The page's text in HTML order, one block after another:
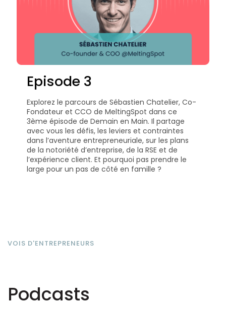
Episode 3
Explorez le parcours de Sébastien Chatelier, Co-
Fondateur et CCO de MeltingSpot dans ce
3ème épisode de Demain en Main. Il partage
avec vous les défis, les leviers et contraintes
dans l’aventure entrepreneuriale, sur les plans
de la notoriété d’entreprise, de la RSE et de
l’expérience client. Et pourquoi pas prendre le
large pour un pas de côté en famille ?
VOIS D'ENTREPRENEURS
Podcasts